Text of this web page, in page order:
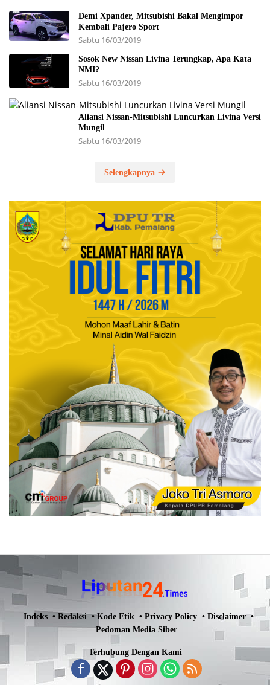
Demi Xpander, Mitsubishi Bakal Mengimpor
Kembali Pajero Sport
Sabtu 16/03/2019
Sosok New Nissan Livina Terungkap, Apa Kata
NMI?
Sabtu 16/03/2019
Aliansi Nissan-Mitsubishi Luncurkan Livina Versi
Mungil
Sabtu 16/03/2019
Selengkapnya
Indeks Redaksi Kode Etik Privacy Policy
Disclaimer
Pedoman Media Siber
Terhubung Dengan Kami